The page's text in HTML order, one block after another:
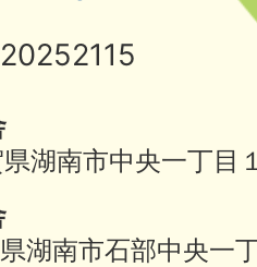
湖南市中央一丁目
湖南市石部中央一